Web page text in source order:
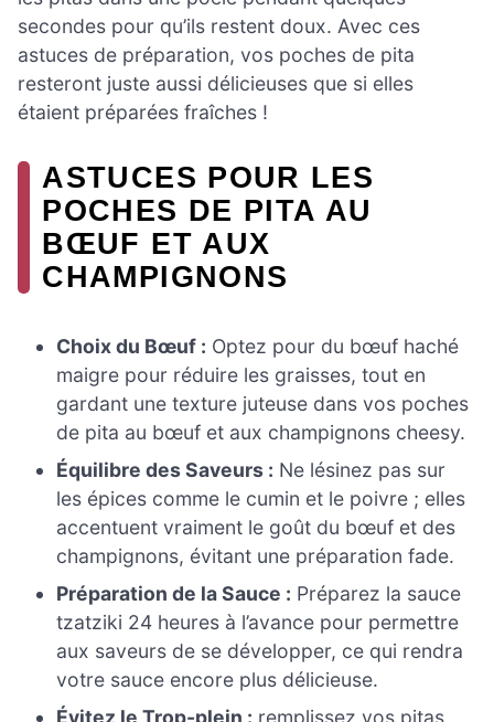
secondes pour qu’ils restent doux. Avec ces
astuces de préparation, vos poches de pita
resteront juste aussi délicieuses que si elles
étaient préparées fraîches !
ASTUCES POUR LES
POCHES DE PITA AU
BŒUF ET AUX
CHAMPIGNONS
Choix du Bœuf : Optez pour du bœuf haché
maigre pour réduire les graisses, tout en
gardant une texture juteuse dans vos poches
de pita au bœuf et aux champignons cheesy.
Équilibre des Saveurs : Ne lésinez pas sur
les épices comme le cumin et le poivre ; elles
accentuent vraiment le goût du bœuf et des
champignons, évitant une préparation fade.
Préparation de la Sauce : Préparez la sauce
tzatziki 24 heures à l’avance pour permettre
aux saveurs de se développer, ce qui rendra
votre sauce encore plus délicieuse.